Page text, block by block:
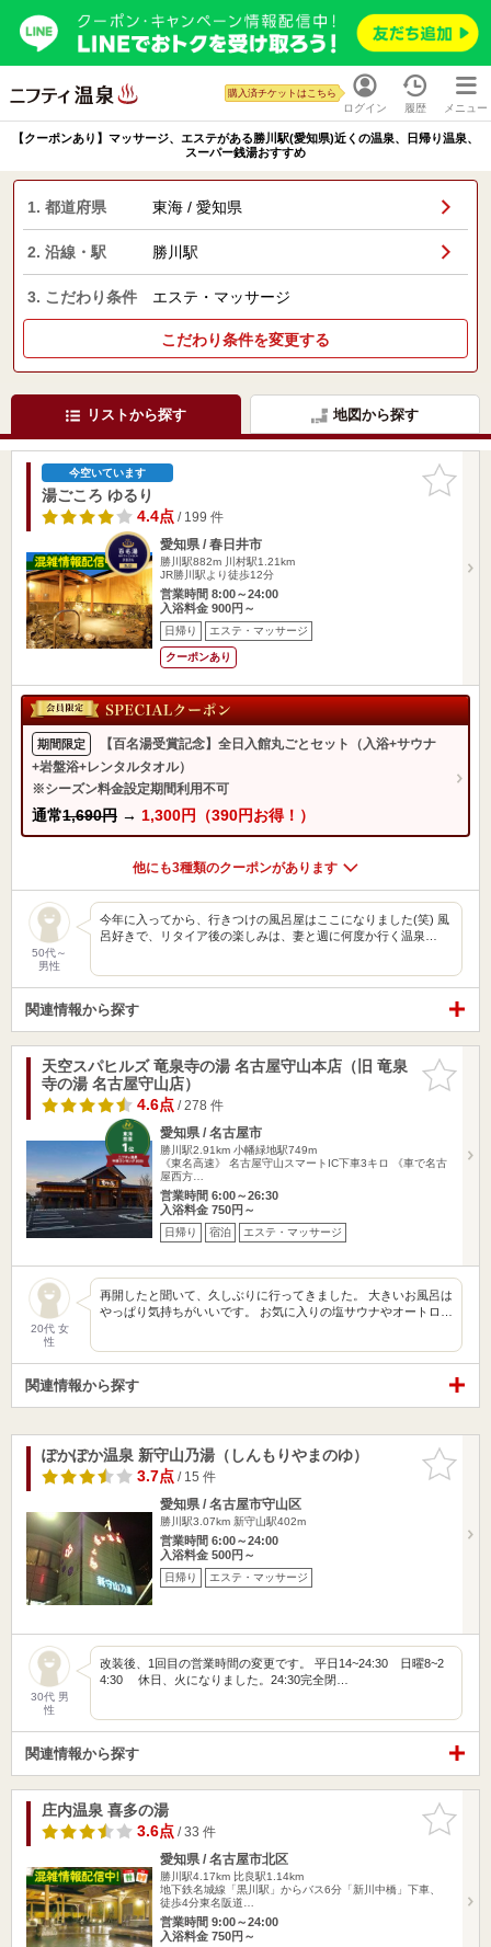
ログイン
購入済チケットはこちら
履歴 メニュー
【クーポンあり】マッサージ、エステがある勝川駅(愛知県)近くの温泉、日帰り温泉、
スーパー銭湯おすすめ
1. 都道府県 東海 / 愛知県
2. 沿線・駅 勝川駅
3. こだわり条件 エステ・マッサージ
こだわり条件を変更する
リストから探す 地図から探す
お気に入
りに追加
今空いています
湯ごころ ゆるり
4.4点/ 199 件
愛知県 / 春日井市
勝川駅882m
川村駅1.21km
JR勝川駅より徒歩12分
営業時間 8:00～24:00
入浴料金 900円～
日帰り エステ・マッサージ
クーポンあり
期間限定
【百名湯受賞記念】全日入館丸ごとセット（入浴+サウナ
+岩盤浴+レンタルタオル）
※シーズン料金設定期間利用不可
通常1,690円 → 1,300円（390円お得！）
他にも3種類のクーポンがあります
50代～
男性
今年に入ってから、行きつけの風呂屋はここになりました(笑) 風
呂好きで、リタイア後の楽しみは、妻と週に何度か行く温泉…
関連情報から探す
お気に入
りに追加
天空スパヒルズ 竜泉寺の湯 名古屋守山本店（旧 竜泉
寺の湯 名古屋守山店）
4.6点/ 278 件
愛知県 / 名古屋市
勝川駅2.91km 小幡緑地駅749m
《東名高速》 名古屋守山スマートIC下車3キロ 《車で名古
屋西方…
営業時間 6:00～26:30
入浴料金 750円～
日帰り 宿泊 エステ・マッサージ
20代 女
性
再開したと聞いて、久しぶりに行ってきました。 大きいお風呂は
やっぱり気持ちがいいです。 お気に入りの塩サウナやオートロ…
関連情報から探す
お気に入
りに追加
ぽかぽか温泉 新守山乃湯（しんもりやまのゆ）
3.7点/ 15 件
愛知県 / 名古屋市守山区
勝川駅3.07km 新守山駅402m
営業時間 6:00～24:00
入浴料金 500円～
日帰り エステ・マッサージ
30代 男
性
改装後、1回目の営業時間の変更です。 平日14~24:30 日曜8~2
4:30 休日、火になりました。24:30完全閉…
関連情報から探す
お気に入
りに追加
庄内温泉 喜多の湯
3.6点/ 33 件
愛知県 / 名古屋市北区
勝川駅4.17km 比良駅1.14km
地下鉄名城線「黒川駅」からバス6分「新川中橋」下車、
徒歩4分東名阪道…
営業時間 9:00～24:00
入浴料金 750円～